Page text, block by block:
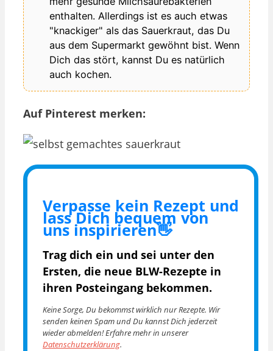
enthalten. Allerdings ist es auch etwas
"knackiger" als das Sauerkraut, das Du
aus dem Supermarkt gewöhnt bist. Wenn
Dich das stört, kannst Du es natürlich
auch kochen.
Auf Pinterest merken:
Verpasse kein Rezept und
lass Dich bequem von
uns inspirieren👋
Trag dich ein und sei unter den
Ersten, die neue BLW-Rezepte in
ihren Posteingang bekommen.
Keine Sorge, Du bekommst wirklich nur Rezepte. Wir
senden keinen Spam und Du kannst Dich jederzeit
wieder abmelden! Erfahre mehr in unserer
Datenschutzerklärung.